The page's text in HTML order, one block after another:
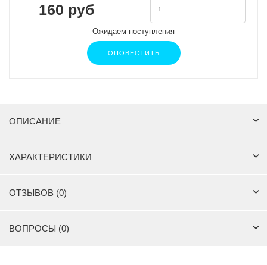
160 руб
Ожидаем поступления
ОПОВЕСТИТЬ
ОПИСАНИЕ
ХАРАКТЕРИСТИКИ
ОТЗЫВОВ (0)
ВОПРОСЫ (0)